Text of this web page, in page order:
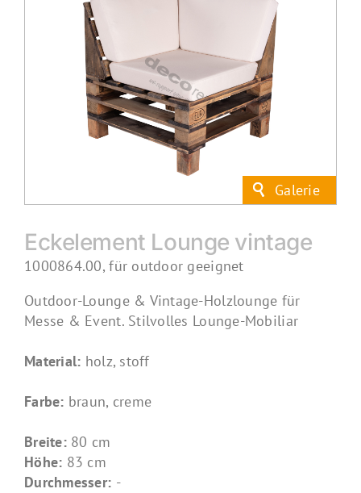
Eckelement Lounge vintage
1000864.00, für outdoor geeignet
Outdoor-Lounge & Vintage-Holzlounge für
Messe & Event. Stilvolles Lounge-Mobiliar
Material: holz, stoff
Farbe: braun, creme
Breite: 80 cm
Höhe: 83 cm
Durchmesser: -